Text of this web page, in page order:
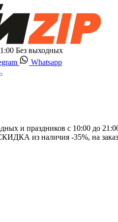
Без выходных
Whatsapp
и праздников с 10:00 до
из наличия -35%, на